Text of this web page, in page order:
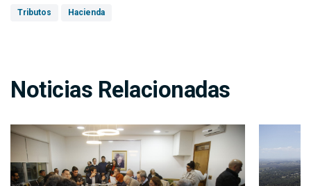
Tributos Hacienda
Noticias Relacionadas